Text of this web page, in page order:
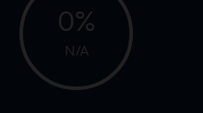
0%
N/A